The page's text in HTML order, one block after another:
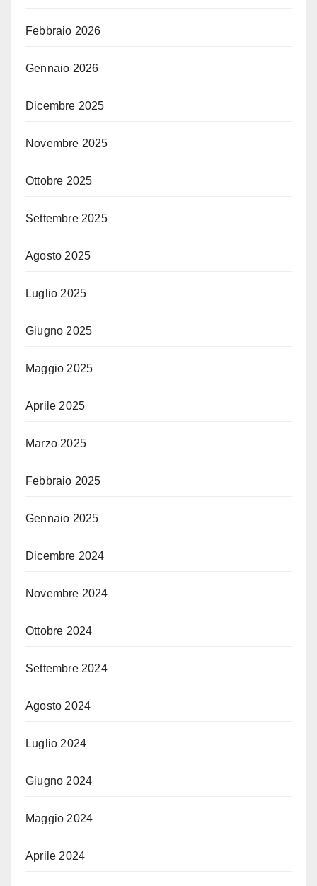
Febbraio 2026
Gennaio 2026
Dicembre 2025
Novembre 2025
Ottobre 2025
Settembre 2025
Agosto 2025
Luglio 2025
Giugno 2025
Maggio 2025
Aprile 2025
Marzo 2025
Febbraio 2025
Gennaio 2025
Dicembre 2024
Novembre 2024
Ottobre 2024
Settembre 2024
Agosto 2024
Luglio 2024
Giugno 2024
Maggio 2024
Aprile 2024